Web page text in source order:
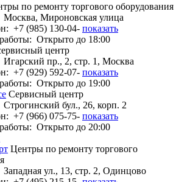
по ремонту торгового оборудования
Москва, Мироновская улица
+7 (985) 130-04- показать
Открыто до 18:00
центр
Игарский пр., 2, стр. 1, Москва
+7 (929) 592-07- показать
Открыто до 19:00
Сервисный центр
Строгинский бул., 26, корп. 2
+7 (966) 075-75- показать
Открыто до 20:00
Центры по ремонту торгового
Западная ул., 13, стр. 2, Одинцово